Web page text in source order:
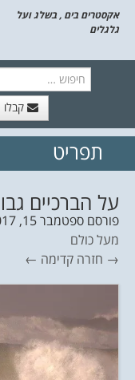
אקסטרים בים , בשלג ועל
גלגלים
קבלו
// הצטרף
תפריט
על הברכיים
פורסם ספטמבר 15, 2017
מעל כולם
→ חזרה קדימה ←